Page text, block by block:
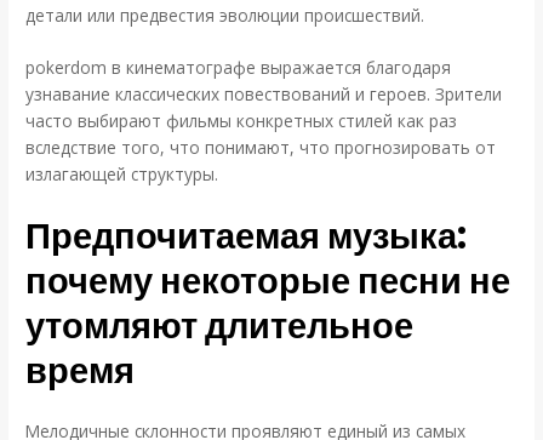
детали или предвестия эволюции происшествий.
pokerdom в кинематографе выражается благодаря
узнавание классических повествований и героев. Зрители
часто выбирают фильмы конкретных стилей как раз
вследствие того, что понимают, что прогнозировать от
излагающей структуры.
Предпочитаемая музыка:
почему некоторые песни не
утомляют длительное
время
Мелодичные склонности проявляют единый из самых